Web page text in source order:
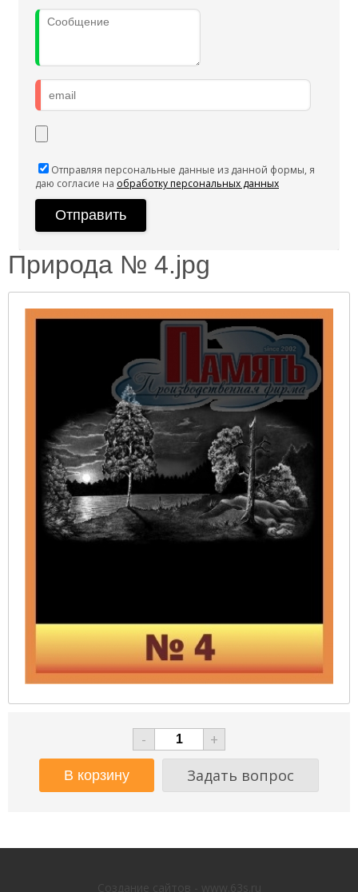
Отправляя персональные данные из данной формы, я
даю согласие на обработку персональных данных
Природа № 4.jpg
-
+
Задать вопрос
Создание сайтов - www.63s.ru